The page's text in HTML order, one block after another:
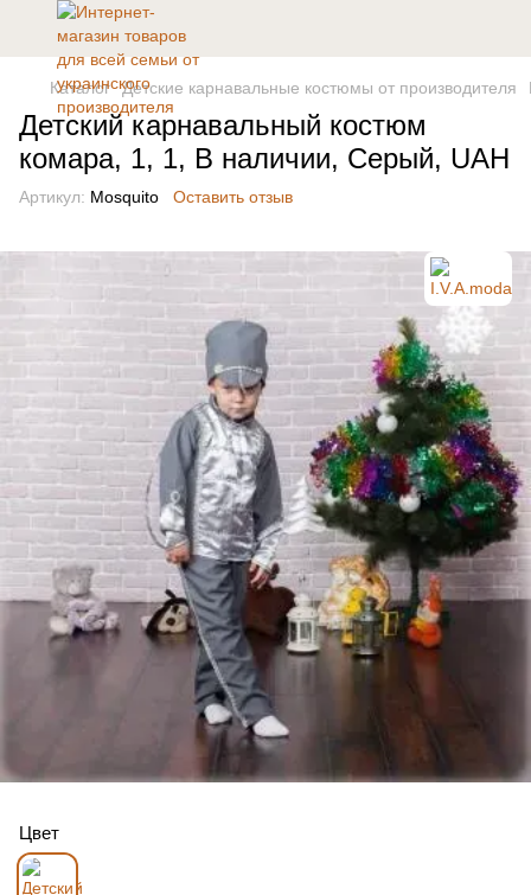
Каталог Детские карнавальные костюмы от производителя
Детский карнавальный костюм
комара, 1, 1, В наличии, Серый, UAH
Артикул: Mosquito Оставить отзыв
Цвет